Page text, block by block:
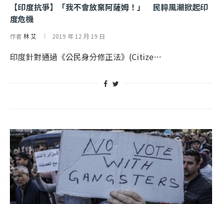
【印度抗爭】「我不會放棄阿薩姆！」 民粹風潮掀起印
度危機
作者林 艾 2019 年 12 月 19 日
印度針對通過《公民身分修正法》(Citize…